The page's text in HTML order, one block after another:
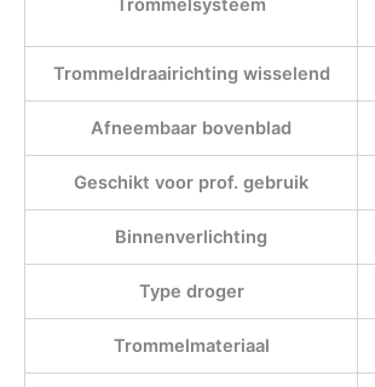
Trommelsysteem
Trommeldraairichting wisselend
Afneembaar bovenblad
Geschikt voor prof. gebruik
Binnenverlichting
Type droger
Trommelmateriaal